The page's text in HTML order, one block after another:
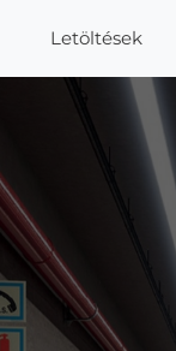
Letöltések